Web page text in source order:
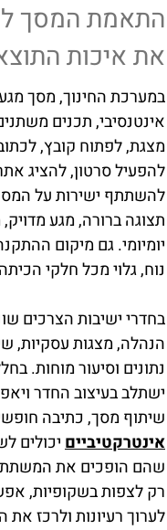
התאמת המסך
את איכות
במערכת החינוך, מסך
אינטנסיבי, תכנים
מצגת, לפתוח קובץ,
להפעיל סרטון, להציג
להשתתף ישירות על
תצוגה ברורה, מגע
יומיומי. גם מיקום
נוח, גלוי מכל חלקי
בחדרי ישיבות הצרכים
הנהלה, מצגות עסקיות,
נתונים וסיעור מוחות.
ישתלב בעיצוב החדר
שיתוף מסך, כתיבה
אינטרקטיבייםיכולים
שהם הופכים את
רק לצפות בשקופיות,
לערוך רעיונות ולרכז